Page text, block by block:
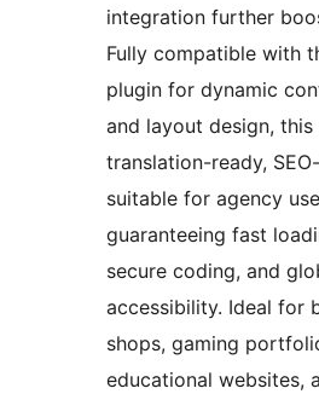
integration further
Fully compatible with
plugin for dynamic
and layout design, this
translation-ready,
suitable for agency
guaranteeing fast
secure coding, and
accessibility. Ideal for
shops, gaming
educational websites,